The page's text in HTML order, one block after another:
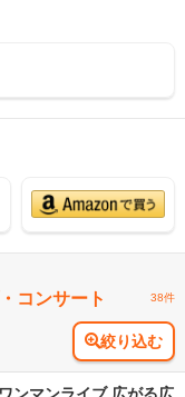
コンサート 38件
絞り込む
ンマンライブ 広がる広